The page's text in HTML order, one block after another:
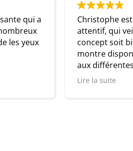
Christophe est un formateur
attentif, qui veille à ce que chaque
concept soit bien compris et se
montre disponible pour répondre
aux différentes questions. Parmi
les formateurs que j’ai rencontrés,